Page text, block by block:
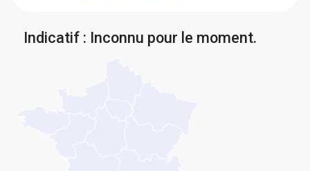
Indicatif : Inconnu pour le moment.